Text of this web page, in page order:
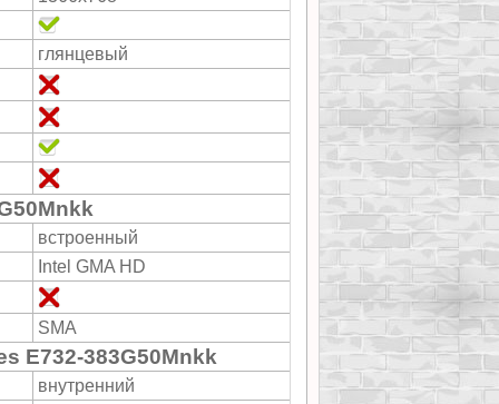
глянцевый
встроенный
Intel GMA HD
SMA
E732-383G50Mnkk
внутренний